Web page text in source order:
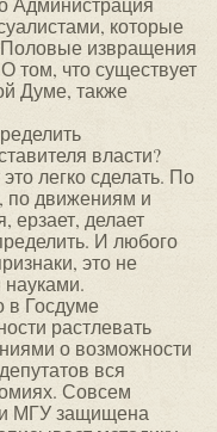
которые
извращения
том, что существует
Думе, также
власти?
легко сделать. По
по движениям и
ерзает, делает
И любого
это не
науками.
в Госдуме
растлевать
о возможности
вся
Совсем
МГУ защищена